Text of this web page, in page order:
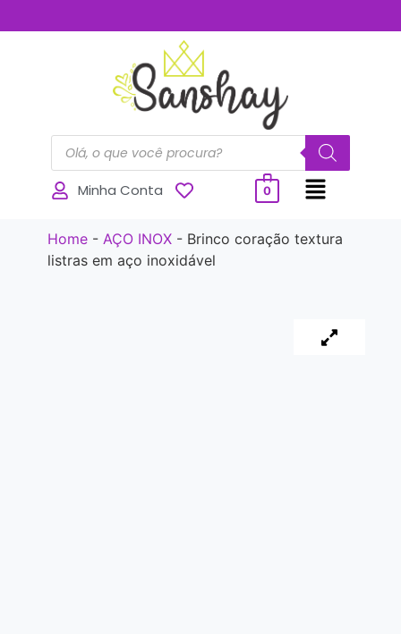
Minha Conta 0
Home- AÇO INOX- Brinco coração textura
listras em aço inoxidável